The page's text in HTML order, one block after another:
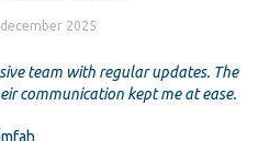
2025
team with regular updates. The
communication kept me at ease.